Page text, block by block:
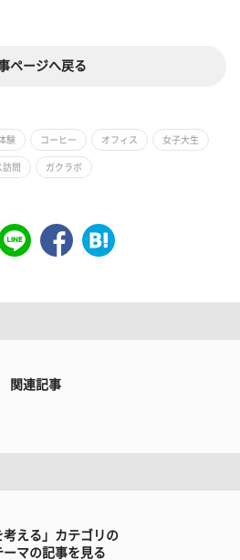
ページへ戻る
験 コーヒー オフィス 女子大生
問 ガクラボ
関連記事
考える」カテゴリの
ーマの記事を見る